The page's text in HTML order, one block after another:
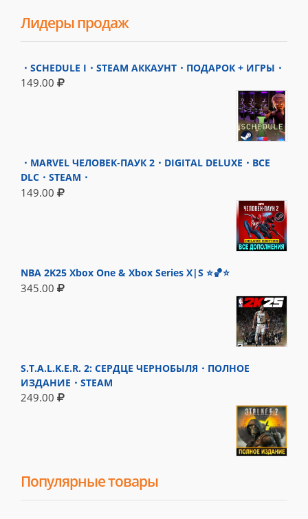
Лидеры продаж
・SCHEDULE I・STEAM АККАУНТ・ПОДАРОК + ИГРЫ・
149.00
・MARVEL ЧЕЛОВЕК-ПАУК 2・DIGITAL DELUXE・ВСЕ
DLC・STEAM・
149.00
NBA 2K25 Xbox One & Xbox Series X|S ⭐🏀⭐
345.00
S.T.A.L.K.E.R. 2: СЕРДЦЕ ЧЕРНОБЫЛЯ・ПОЛНОЕ
ИЗДАНИЕ・STEAM
249.00
Популярные товары